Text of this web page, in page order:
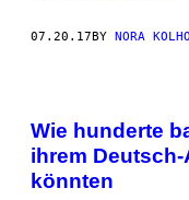
07.20.17BY NORA
Wie hunderte
ihrem
könnten